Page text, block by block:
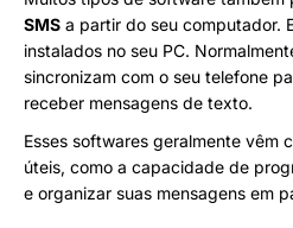
SMS a partir do seu computador.
instalados no seu PC.
sincronizam com o seu telefone
receber mensagens de texto.
Esses softwares geralmente vêm
úteis, como a capacidade de
e organizar suas mensagens em